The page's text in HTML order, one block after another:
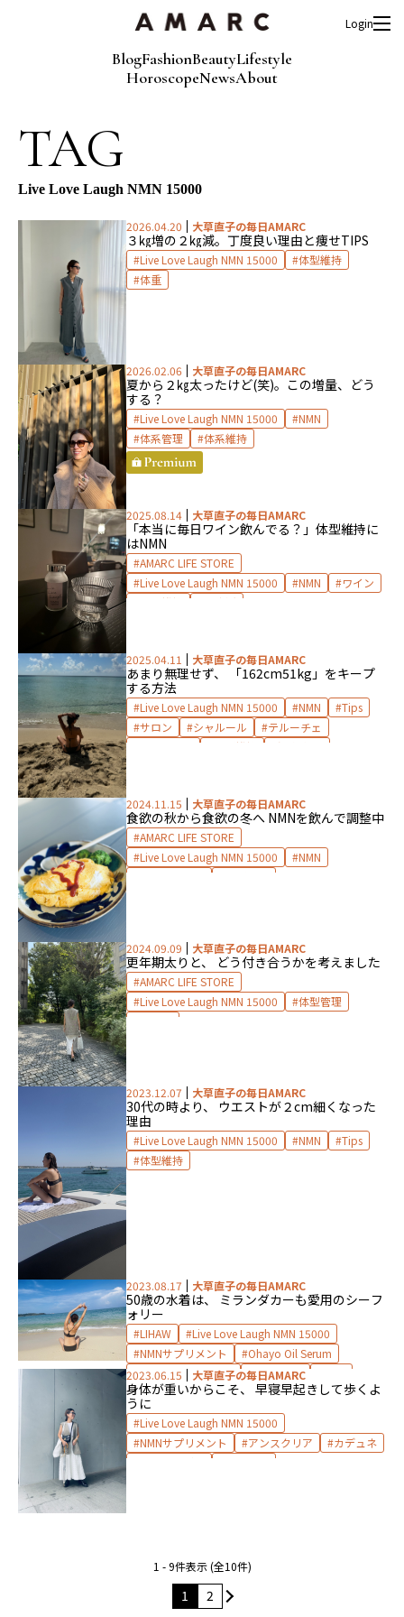
BlogFashionBeautyLifestyle
HoroscopeNewsAbout
Login
TAG
Live Love Laugh NMN 15000
2026.04.20 大草直子の毎日AMARC
３㎏増の２㎏減。 丁度良い理由と痩せTIPS
Live Love Laugh NMN 15000
体型維持
体重
2026.02.06 大草直子の毎日AMARC
夏から２㎏太ったけど(笑)。 この増量、どう
する？
Live Love Laugh NMN 15000
NMN
体系管理
体系維持
2025.08.14 大草直子の毎日AMARC
「本当に毎日ワイン飲んでる？」 体型維持に
はNMN
AMARC LIFE STORE
Live Love Laugh NMN 15000
NMN
ワイン
体型維持
食生活
2025.04.11 大草直子の毎日AMARC
あまり無理せず、 「162cm51kg」をキープ
する方法
Live Love Laugh NMN 15000 NMN
Tips
サロン
シャルール
テルーチェ
体型維持 温泉水99
2024.11.15 大草直子の毎日AMARC
食欲の秋から食欲の冬へ NMNを飲んで調整中
AMARC LIFE STORE
Live Love Laugh NMN 15000
NMN
2024.09.09 大草直子の毎日AMARC
更年期太りと、 どう付き合うかを考えました
AMARC LIFE STORE
Live Love Laugh NMN 15000
体型管理
2023.12.07 大草直子の毎日AMARC
30代の時より、 ウエストが２cm細くなった
理由
Live Love Laugh NMN 15000 NMN
Tips
体型維持
2023.08.17 大草直子の毎日AMARC
50歳の水着は、 ミランダカーも愛用のシーフ
ォリー
LIHAW
Live Love Laugh NMN 15000
NMNサプリメント
Ohayo Oil Serum
Oyasumi Oil Serum
SEAFOLLY
upper hights
シーフォリー
シャツ
シャネル
スキンケア
ドランクエレファント
ファッション
フェイスマスク
マディソンブルー
水着
2023.06.15 大草直子の毎日AMARC
身体が重いからこそ、 早寝早起きして歩くよ
うに
Live Love Laugh NMN 15000
NMNサプリメント
アンスクリア
カデュネ
1 - 9件表示 (全10件)
1 2